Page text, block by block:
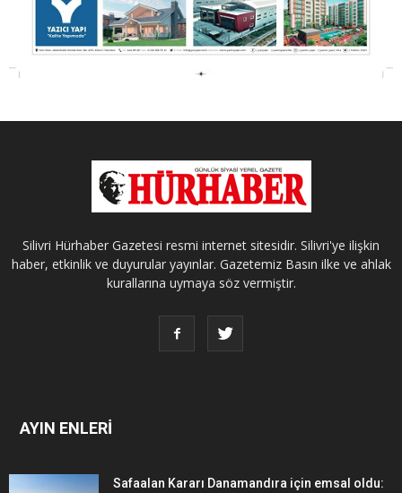
Silivri Hürhaber Gazetesi resmi internet sitesidir. Silivri'ye ilişkin
haber, etkinlik ve duyurular yayınlar. Gazetemiz Basın ilke ve ahlak
kurallarına uymaya söz vermiştir.
AYIN ENLERİ
Safaalan Kararı Danamandıra için emsal oldu: